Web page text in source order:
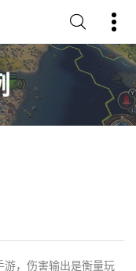
游，伤害输出是衡量玩